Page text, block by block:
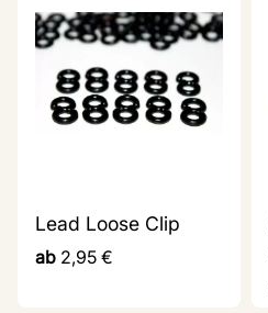
Lead Loose Clip
ab 2,95 €